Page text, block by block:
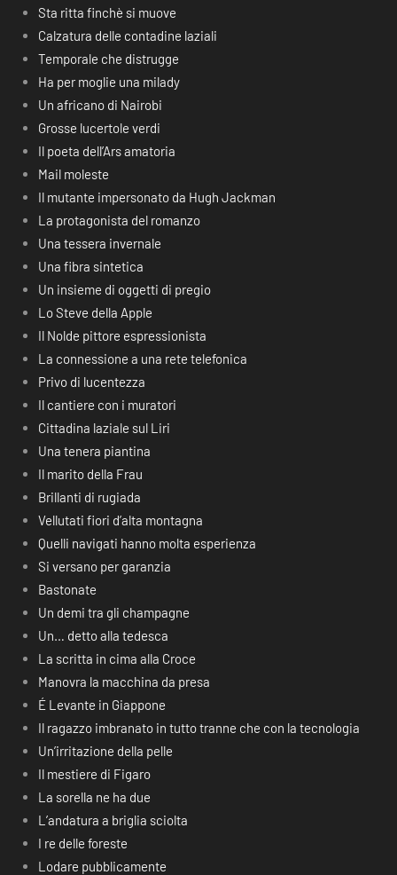
Sta ritta finchè si muove
Calzatura delle contadine laziali
Temporale che distrugge
Ha per moglie una milady
Un africano di Nairobi
Grosse lucertole verdi
Il poeta dell’Ars amatoria
Mail moleste
Il mutante impersonato da Hugh Jackman
La protagonista del romanzo
Una tessera invernale
Una fibra sintetica
Un insieme di oggetti di pregio
Lo Steve della Apple
Il Nolde pittore espressionista
La connessione a una rete telefonica
Privo di lucentezza
Il cantiere con i muratori
Cittadina laziale sul Liri
Una tenera piantina
Il marito della Frau
Brillanti di rugiada
Vellutati fiori d’alta montagna
Quelli navigati hanno molta esperienza
Si versano per garanzia
Bastonate
Un demi tra gli champagne
Un… detto alla tedesca
La scritta in cima alla Croce
Manovra la macchina da presa
É Levante in Giappone
Il ragazzo imbranato in tutto tranne che con la tecnologia
Un’irritazione della pelle
Il mestiere di Figaro
La sorella ne ha due
L’andatura a briglia sciolta
I re delle foreste
Lodare pubblicamente